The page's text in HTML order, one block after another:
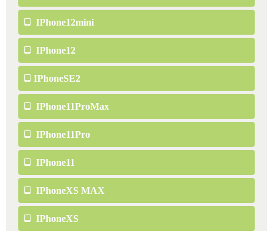
IPhone12mini
IPhone12
IPhoneSE2
IPhone11ProMax
IPhone11Pro
IPhone11
IPhoneXS MAX
IPhoneXS